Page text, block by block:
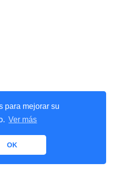
para mejorar su
Ver más
OK